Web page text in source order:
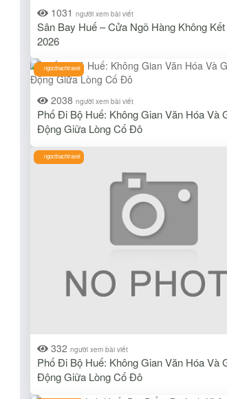
1031 người xem bài viết
Sân Bay Huế – Cửa Ngõ Hàng Không
2026
ngocthachtravel
2038 người xem bài viết
Phố Đi Bộ Huế: Không Gian Văn Hóa Và
Động Giữa Lòng Cố Đô
ngocthachtravel
332 người xem bài viết
Phố Đi Bộ Huế: Không Gian Văn Hóa Và
Động Giữa Lòng Cố Đô